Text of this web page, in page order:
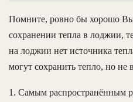
Помните, ровно бы хорошо Вы
сохранении тепла в лоджии,
на лоджии нет источника
могут сохранить тепло, но не
1. Самым распространённым